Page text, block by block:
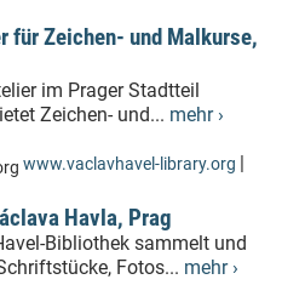
für Zeichen- und Malkurse,
im Prager Stadtteil
Zeichen- und... mehr ›
www.vaclavhavel-library.org |
Havla, Prag
Bibliothek sammelt und
Fotos... mehr ›